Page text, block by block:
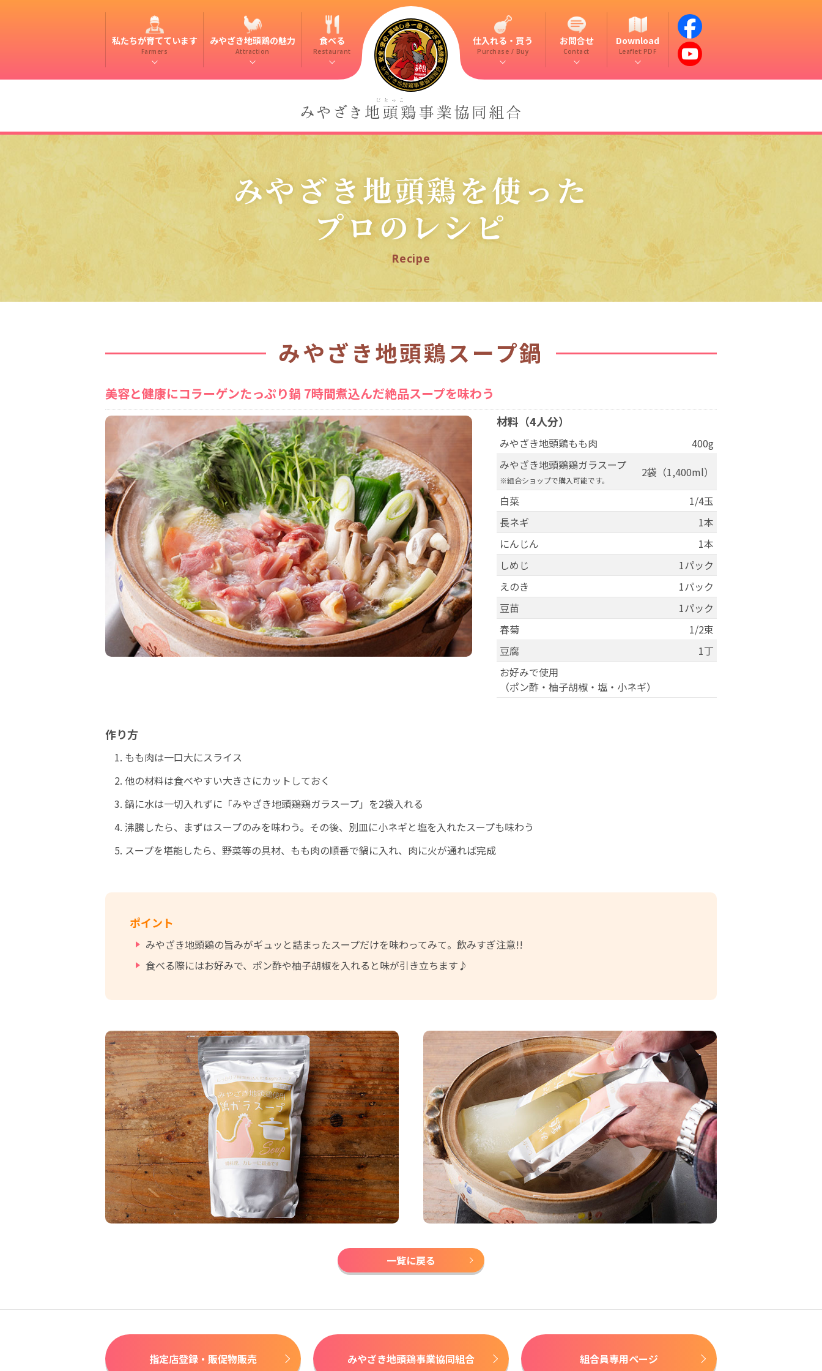
私たちが育てています
Farmers
みやざき地頭鶏の魅力
Attraction
食べる
Restaurant
仕入れる・買う
Purchase / Buy
お問合せ
Contact
Download
Leaflet:PDF
みやざき地頭鶏を使った
プロのレシピ
Recipe
みやざき地頭鶏スープ鍋
美容と健康にコラーゲンたっぷり鍋 7時間煮込んだ絶品スープを味わう
材料（4人分）
みやざき地頭鶏もも肉
400g
みやざき地頭鶏鶏ガラスープ
※組合ショップで購入可能です。
2袋（1,400ml）
白菜
1/4玉
長ネギ
1本
にんじん
1本
しめじ
1パック
えのき
1パック
豆苗
1パック
春菊
1/2束
豆腐
1丁
お好みで使用
（ポン酢・柚子胡椒・塩・小ネギ）
作り方
もも肉は一口大にスライス
他の材料は食べやすい大きさにカットしておく
鍋に水は一切入れずに「みやざき地頭鶏鶏ガラスープ」を2袋入れる
沸騰したら、まずはスープのみを味わう。その後、別皿に小ネギと塩を入れたスープも味わう
スープを堪能したら、野菜等の具材、もも肉の順番で鍋に入れ、肉に火が通れば完成
ポイント
みやざき地頭鶏の旨みがギュッと詰まったスープだけを味わってみて。飲みすぎ注意!!
食べる際にはお好みで、ポン酢や柚子胡椒を入れると味が引き立ちます♪
一覧に戻る
指定店登録・販促物販売 みやざき地頭鶏事業協同組合 組合員専用ページ